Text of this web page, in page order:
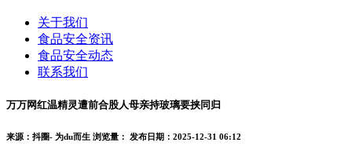
关于我们
食品安全资讯
食品安全动态
联系我们
万万网红温精灵遭前合股人母亲持玻璃要挟同归
来源：抖圈- 为du而生 浏览量： 发布日期：2025-12-31 06:12